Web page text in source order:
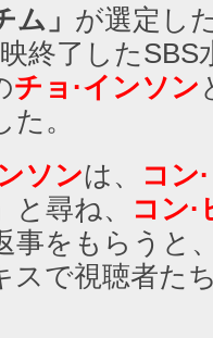
ム」 が選定し
終了したSBS
チョ·インソン
。
ソンは、
コン
尋ね、
コン
事をもらうと
スで視聴者た